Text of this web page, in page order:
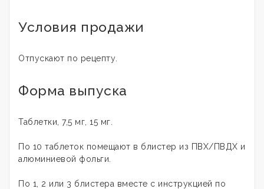
Условия продажи
Отпускают по рецепту.
Форма выпуска
Таблетки, 7,5 мг, 15 мг.
По 10 таблеток помещают в блистер из ПВХ/ПВДХ и
алюминиевой фольги.
По 1, 2 или 3 блистера вместе с инструкцией по